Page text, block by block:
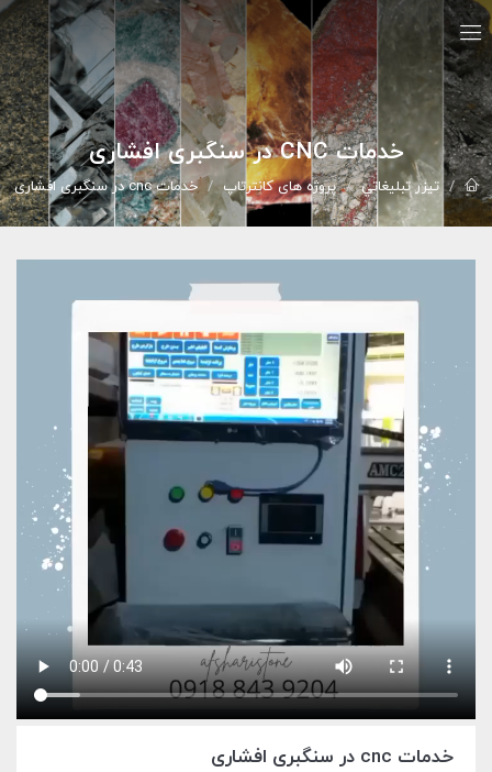
خدمات CNC در سنگبری افشاری
تيزر تبليغاتي پروژه های کانترتاپ خدمات cnc در سنگبری افشاری
خدمات cnc در سنگبری افشاری